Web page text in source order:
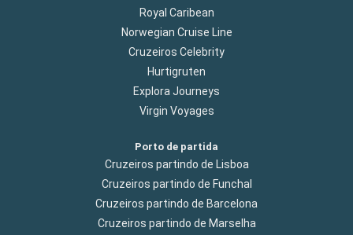
Royal Caribean
Norwegian Cruise Line
Cruzeiros Celebrity
Hurtigruten
Explora Journeys
Virgin Voyages
Porto de partida
Cruzeiros partindo de Lisboa
Cruzeiros partindo de Funchal
Cruzeiros partindo de Barcelona
Cruzeiros partindo de Marselha